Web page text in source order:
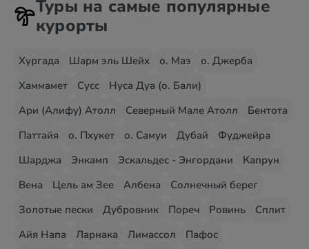
Туры на самые популярные
курорты
Хургада Шарм эль Шейх о. Маэ
о. Джерба
Хаммамет
Сусс
Нуса Дуа (о. Бали)
Ари (Алифу) Атолл
Северный Мале Атолл
Бентота
Паттайя
о. Пхукет о. Самуи Дубай
Фуджейра
Шарджа
Энкамп Эскальдес - Энгордани
Капрун
Вена
Цель ам Зее Албена
Солнечный берег
Золотые пески
Дубровник Пореч Ровинь
Сплит
Айя Напа
Ларнака Лимассол
Пафос